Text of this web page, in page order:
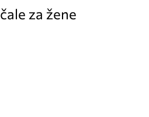
za žene